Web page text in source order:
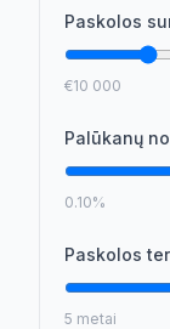
Paskolos
€10 000
Palūkanų
0.10%
Paskolos
5 metai